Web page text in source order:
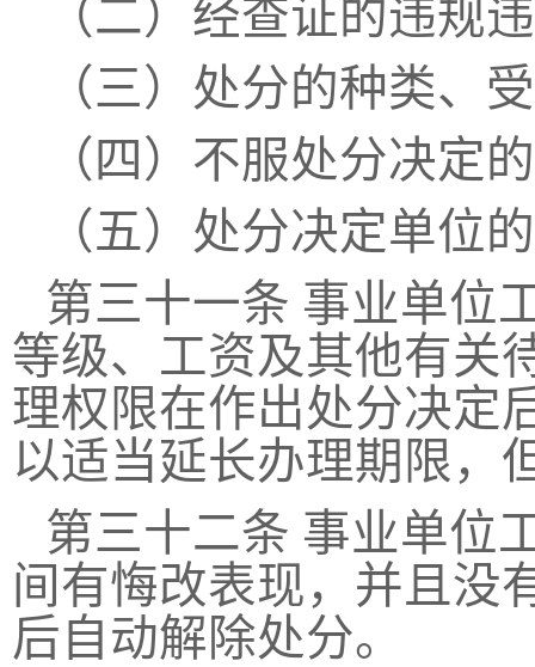
（二）经查证的违规
（三）处分的种类、
（四）不服处分决定
（五）处分决定单位
第三十一条 事业单位
等级、工资及其他有关
理权限在作出处分决定
以适当延长办理期限，
第三十二条 事业单位
间有悔改表现，并且没
后自动解除处分。